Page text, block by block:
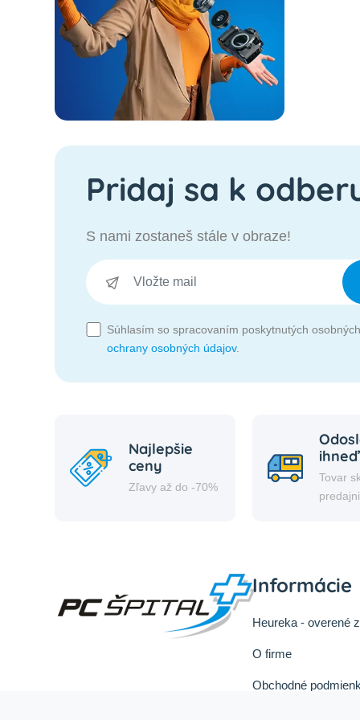
Pridaj sa k
S nami zostaneš stále v obraze!
Súhlasím so spracovaním poskytnutých
ochrany osobných údajov.
Najlepšie
ceny
Zľavy až do -70%
ihneď
Tovar
predajni
Informácie
Heureka - overené
O firme
Obchodné